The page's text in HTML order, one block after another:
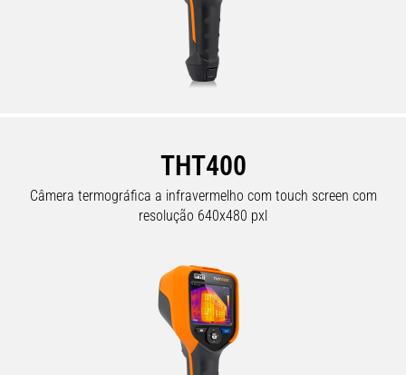
THT400
Câmera termográfica a infravermelho com touch screen com
resolução 640x480 pxl